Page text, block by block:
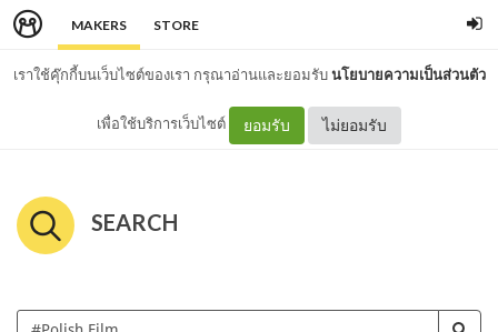
MAKERS STORE
เราใช้คุ๊กกี้บนเว็บไซต์ของเรา กรุณาอ่านและยอมรับนโยบายความเป็นส่วนตัว
เพื่อใช้บริการเว็บไซต์ ยอมรับ ไม่ยอมรับ
SEARCH